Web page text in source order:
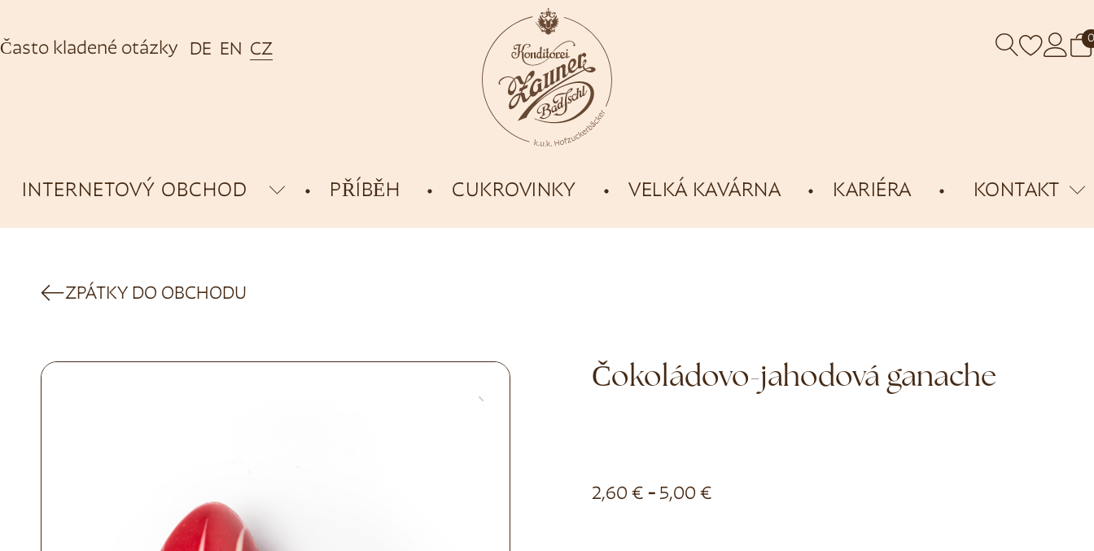
Často kladené otázky DE EN CZ
0
INTERNETOVÝ OBCHOD PŘÍBĚH CUKROVINKY VELKÁ KAVÁRNA KARIÉRA KONTAKT
ZPÁTKY DO OBCHODU
Čokoládovo-jahodová ganache
2,60 € - 5,00 €